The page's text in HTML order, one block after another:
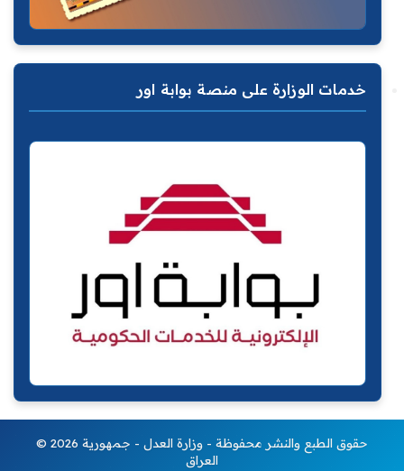
خدمات الوزارة على منصة بوابة اور
© 2026 حقوق الطبع والنشر محفوظة - وزارة العدل - جمهورية
العراق